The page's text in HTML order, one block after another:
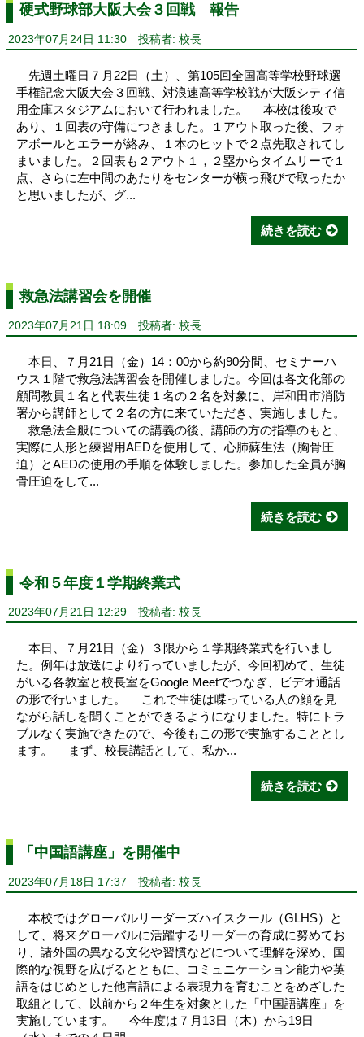
硬式野球部大阪大会３回戦 報告
2023年07月24日 11:30 投稿者: 校長
先週土曜日７月22日（土）、第105回全国高等学校野球選
手権記念大阪大会３回戦、対浪速高等学校戦が大阪シティ信
用金庫スタジアムにおいて行われました。 本校は後攻で
あり、１回表の守備につきました。１アウト取った後、フォ
アボールとエラーが絡み、１本のヒットで２点先取されてし
まいました。２回表も２アウト１，２塁からタイムリーで１
点、さらに左中間のあたりをセンターが横っ飛びで取ったか
と思いましたが、グ...
続きを読む
救急法講習会を開催
2023年07月21日 18:09 投稿者: 校長
本日、７月21日（金）14：00から約90分間、セミナーハ
ウス１階で救急法講習会を開催しました。今回は各文化部の
顧問教員１名と代表生徒１名の２名を対象に、岸和田市消防
署から講師として２名の方に来ていただき、実施しました。
救急法全般についての講義の後、講師の方の指導のもと、
実際に人形と練習用AEDを使用して、心肺蘇生法（胸骨圧
迫）とAEDの使用の手順を体験しました。参加した全員が胸
骨圧迫をして...
続きを読む
令和５年度１学期終業式
2023年07月21日 12:29 投稿者: 校長
本日、７月21日（金）３限から１学期終業式を行いまし
た。例年は放送により行っていましたが、今回初めて、生徒
がいる各教室と校長室をGoogle Meetでつなぎ、ビデオ通話
の形で行いました。 これで生徒は喋っている人の顔を見
ながら話しを聞くことができるようになりました。特にトラ
ブルなく実施できたので、今後もこの形で実施することとし
ます。 まず、校長講話として、私か...
続きを読む
「中国語講座」を開催中
2023年07月18日 17:37 投稿者: 校長
本校ではグローバルリーダーズハイスクール（GLHS）と
して、将来グローバルに活躍するリーダーの育成に努めてお
り、諸外国の異なる文化や習慣などについて理解を深め、国
際的な視野を広げるとともに、コミュニケーション能力や英
語をはじめとした他言語による表現力を育むことをめざした
取組として、以前から２年生を対象とした「中国語講座」を
実施しています。 今年度は７月13日（木）から19日